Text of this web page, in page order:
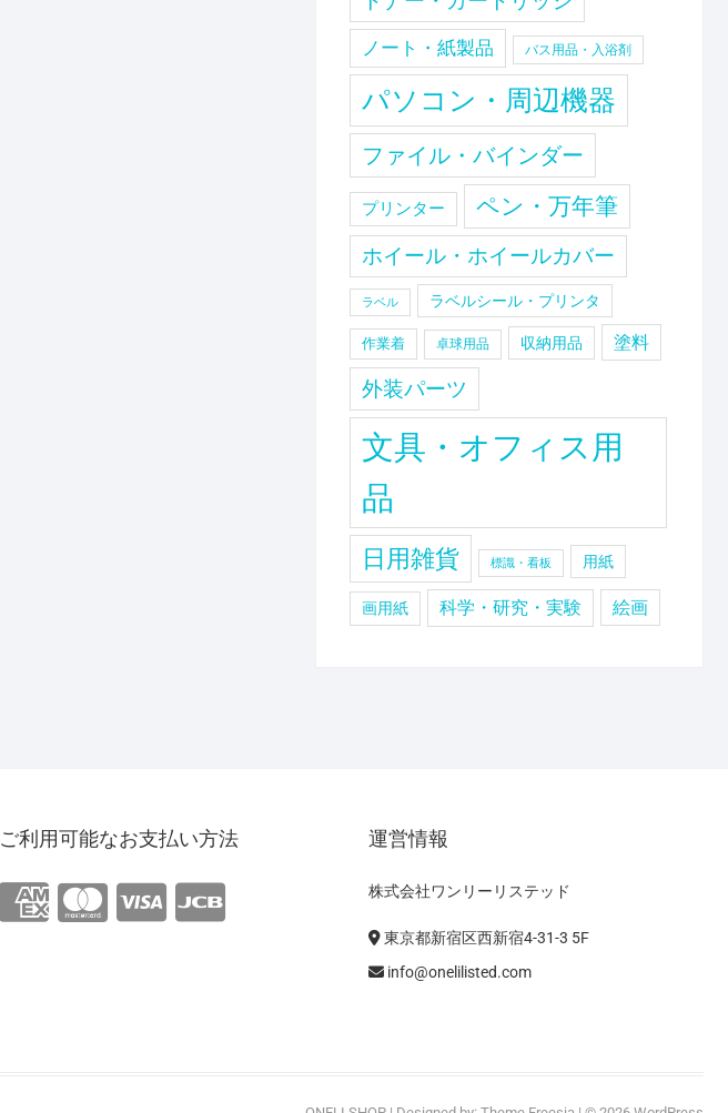
ノート・紙製品 バス用品・入浴剤
パソコン・周辺機器
ファイル・バインダー
プリンター ペン・万年筆
ホイール・ホイールカバー
ラベル ラベルシール・プリンタ
作業着 卓球用品 収納用品 塗料
外装パーツ
文具・オフィス用
品
日用雑貨 標識・看板 用紙
画用紙 科学・研究・実験 絵画
ご利用可能なお支払い方法 運営情報
株式会社ワンリーリステッド
東京都新宿区西新宿4-31-3 5F
info@onelilisted.com